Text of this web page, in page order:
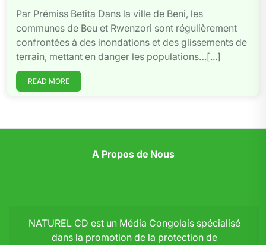
Par Prémiss Betita Dans la ville de Beni, les
communes de Beu et Rwenzori sont régulièrement
confrontées à des inondations et des glissements de
terrain, mettant en danger les populations…[...]
READ MORE
A Propos de Nous
NATUREL CD est un Média Congolais spécialisé
dans la promotion de la protection de